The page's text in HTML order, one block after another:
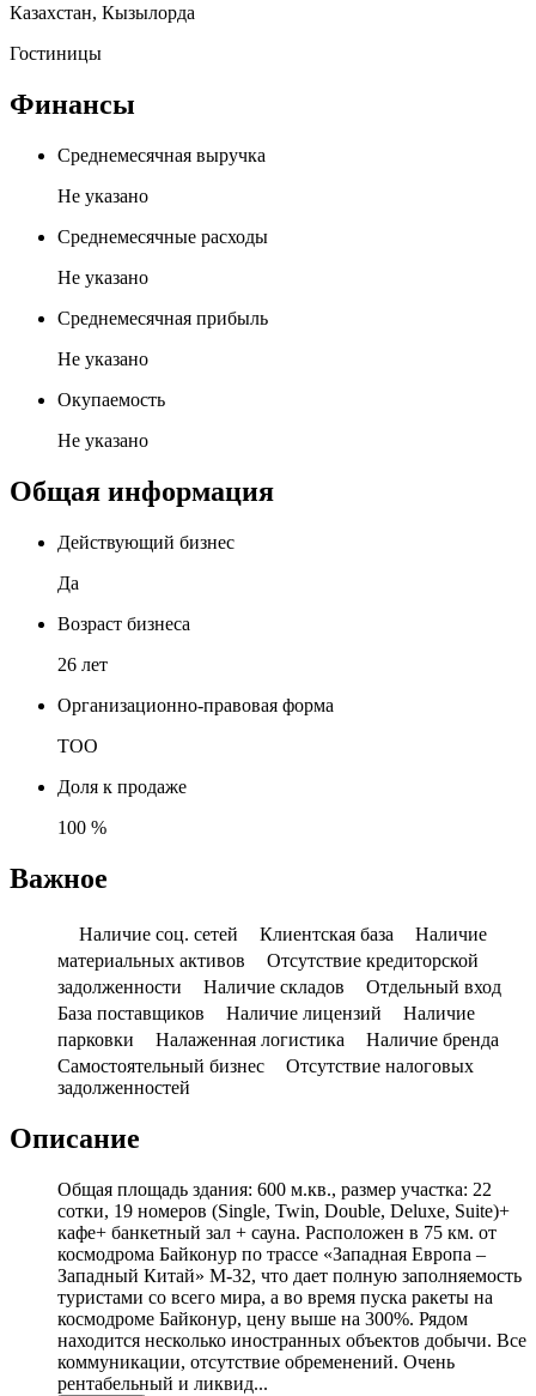
Казахстан, Кызылорда
Гостиницы
Финансы
Среднемесячная выручка
Не указано
Среднемесячные расходы
Не указано
Среднемесячная прибыль
Не указано
Окупаемость
Не указано
Общая информация
Действующий бизнес
Да
Возраст бизнеса
26 лет
Организационно-правовая форма
ТОО
Доля к продаже
100 %
Важное
Наличие соц. сетей Клиентская база
Наличие
материальных активов
Отсутствие кредиторской
задолженности
Наличие складов
Отдельный вход
База поставщиков
Наличие лицензий
Наличие
парковки
Налаженная логистика
Наличие бренда
Самостоятельный бизнес
Отсутствие налоговых
задолженностей
Описание
Общая площадь здания: 600 м.кв., размер участка: 22
сотки, 19 номеров (Single, Twin, Double, Deluxe, Suite)+
кафе+ банкетный зал + сауна. Расположен в 75 км. от
космодрома Байконур по трассе «Западная Европа –
Западный Китай» М-32, что дает полную заполняемость
туристами со всего мира, а во время пуска ракеты на
космодроме Байконур, цену выше на 300%. Рядом
находится несколько иностранных объектов добычи. Все
коммуникации, отсутствие обременений. Очень
рентабельный и ликвид...